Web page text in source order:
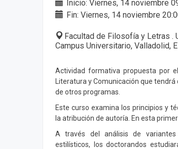
Inicio: Viernes, 14 noviembre
Fin: Viernes, 14 noviembre
Facultad de Filosofía y Letras .
Campus Universitario, Valladolid,
Actividad formativa propuesta por
Literatura y Comunicación que
de otros programas.
Este curso examina los principios y
la atribución de autoría. En esta
A través del análisis de variantes
estilísticos, los doctorandos